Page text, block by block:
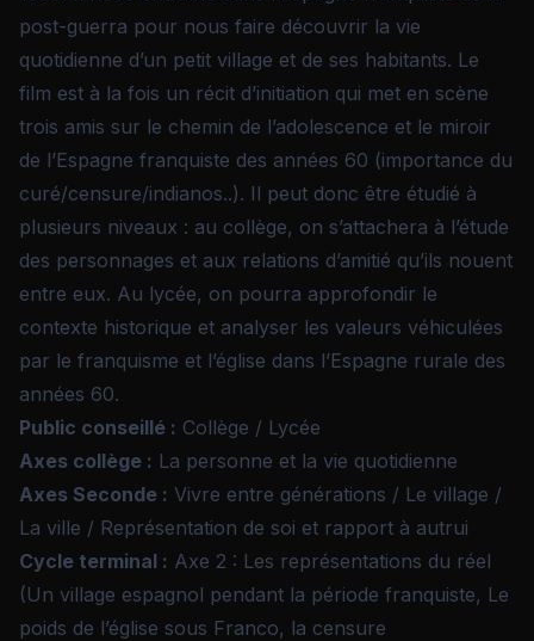
post-guerra pour nous faire découvrir la vie
quotidienne d’un petit village et de ses habitants. Le
film est à la fois un récit d’initiation qui met en scène
trois amis sur le chemin de l’adolescence et le miroir
de l’Espagne franquiste des années 60 (importance du
curé/censure/indianos..). Il peut donc être étudié à
plusieurs niveaux : au collège, on s’attachera à l’étude
des personnages et aux relations d’amitié qu’ils nouent
entre eux. Au lycée, on pourra approfondir le
contexte historique et analyser les valeurs véhiculées
par le franquisme et l’église dans l’Espagne rurale des
années 60.
Public conseillé : Collège / Lycée
Axes collège : La personne et la vie quotidienne
Axes Seconde : Vivre entre générations / Le village /
La ville / Représentation de soi et rapport à autrui
Cycle terminal : Axe 2 : Les représentations du réel
(Un village espagnol pendant la période franquiste, Le
poids de l’église sous Franco, la censure